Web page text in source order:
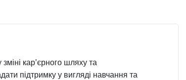
кар’єрного шляху та
підтримку у вигляді навчання та